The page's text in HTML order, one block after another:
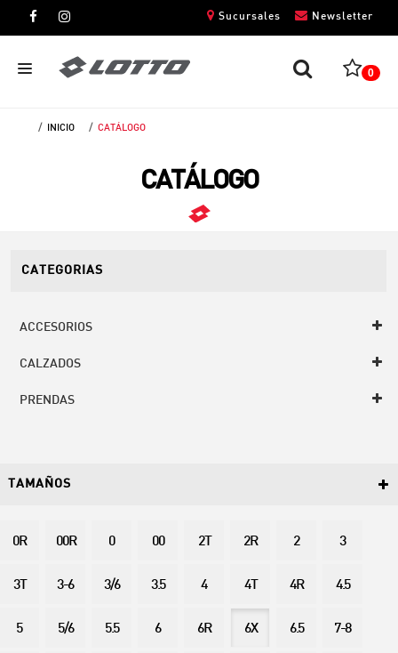
Newsletter
Sucursales
0
INICIO CATÁLOGO
CATÁLOGO
CATEGORIAS
ACCESORIOS
CALZADOS
PRENDAS
TAMAÑOS
0R 00R 0 00 2T 2R 2 3
3T 3-6 3/6 3.5 4 4T 4R 4.5
5 5/6 5.5 6 6R 6X 6.5 7-8